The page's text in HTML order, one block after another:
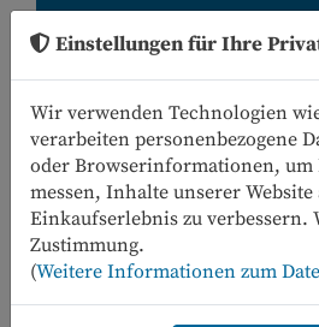
Einstellungen für Ihre
Wir verwenden Technologien
verarbeiten personenbezogene
oder Browserinformationen, um
messen, Inhalte unserer
Einkaufserlebnis zu verbessern.
Zustimmung.
(Weitere Informationen zum
0
Menü